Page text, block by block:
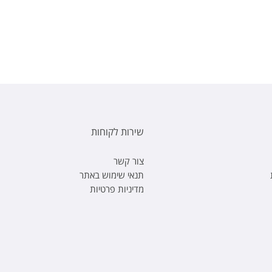
שירות לקוחות
צור קשר
תנאי שימוש באתר
מדיניות פרטיות